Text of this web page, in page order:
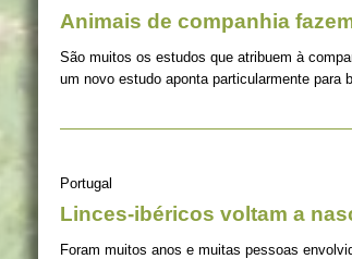
Animais de companhia
São muitos os estudos que atribuem à
um novo estudo aponta particularmente
Portugal
Linces-ibéricos voltam a
Foram muitos anos e muitas pessoas